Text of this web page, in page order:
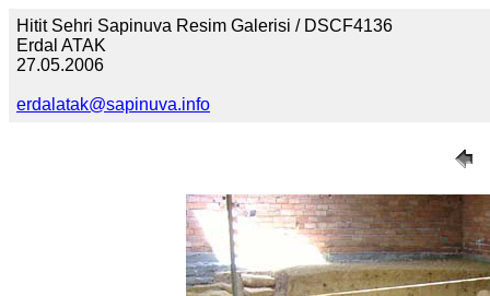
Hitit Sehri Sapinuva Resim Galerisi / DSCF4136
Erdal ATAK
27.05.2006
erdalatak@sapinuva.info